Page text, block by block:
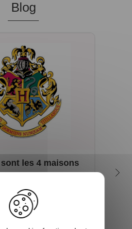
Blog
les 4 maisons
parution en 1997, et
l’arrivée du film en 2001,
Harry Potter a conquis la